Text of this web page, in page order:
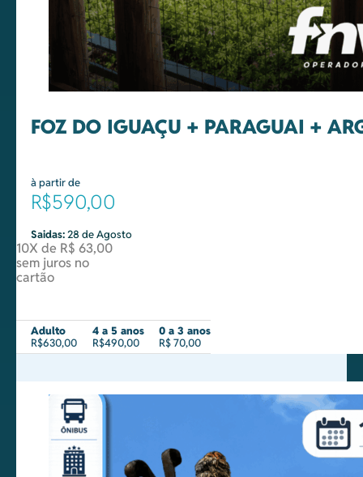
FOZ DO IGUAÇU + PARAGUAI +
à partir de
R$590,00
Saidas:28 de Agosto
10X de R$ 63,00
sem juros no
cartão
Adulto
R$630,00
4 a 5 anos
R$490,00
0 a 3 anos
R$ 70,00